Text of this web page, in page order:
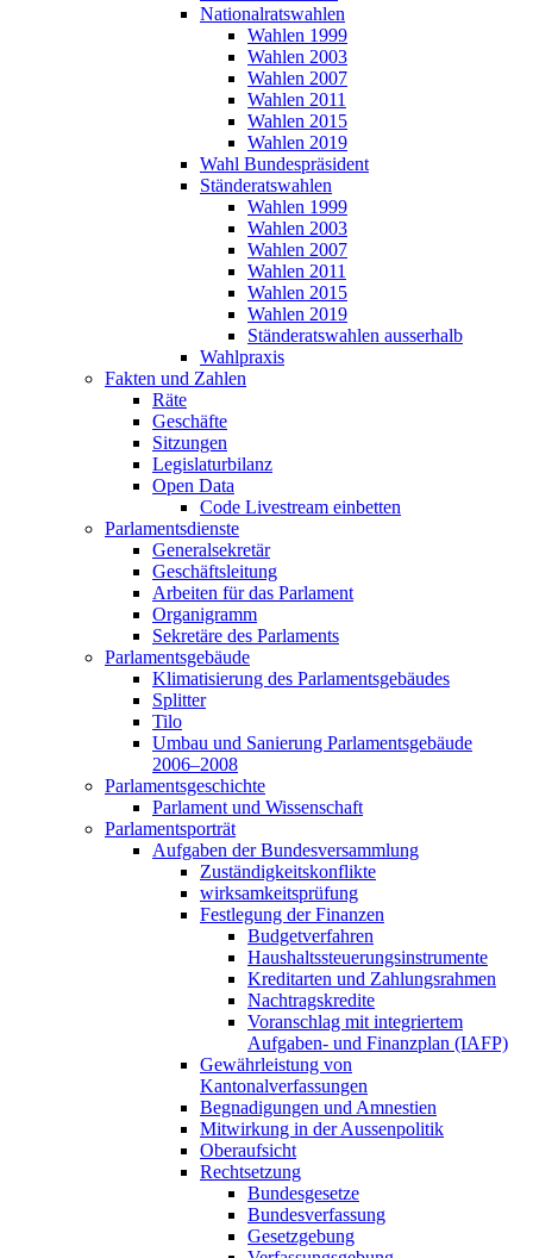
Nationalratswahlen
Wahlen 1999
Wahlen 2003
Wahlen 2007
Wahlen 2011
Wahlen 2015
Wahlen 2019
Wahl Bundespräsident
Ständeratswahlen
Wahlen 1999
Wahlen 2003
Wahlen 2007
Wahlen 2011
Wahlen 2015
Wahlen 2019
Ständeratswahlen ausserhalb
Wahlpraxis
Fakten und Zahlen
Räte
Geschäfte
Sitzungen
Legislaturbilanz
Open Data
Code Livestream einbetten
Parlamentsdienste
Generalsekretär
Geschäftsleitung
Arbeiten für das Parlament
Organigramm
Sekretäre des Parlaments
Parlamentsgebäude
Klimatisierung des Parlamentsgebäudes
Splitter
Tilo
Umbau und Sanierung Parlamentsgebäude
2006–2008
Parlamentsgeschichte
Parlament und Wissenschaft
Parlamentsporträt
Aufgaben der Bundesversammlung
Zuständigkeitskonflikte
wirksamkeitsprüfung
Festlegung der Finanzen
Budgetverfahren
Haushaltssteuerungsinstrumente
Kreditarten und Zahlungsrahmen
Nachtragskredite
Voranschlag mit integriertem
Aufgaben- und Finanzplan (IAFP)
Gewährleistung von
Kantonalverfassungen
Begnadigungen und Amnestien
Mitwirkung in der Aussenpolitik
Oberaufsicht
Rechtsetzung
Bundesgesetze
Bundesverfassung
Gesetzgebung